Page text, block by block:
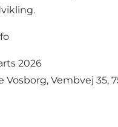
2026
Vosborg, Vembvej 35,